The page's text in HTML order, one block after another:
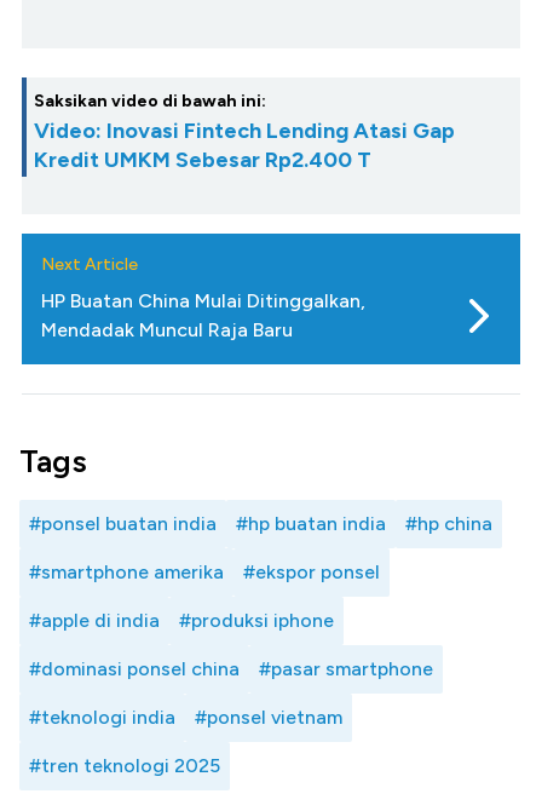
Saksikan video di bawah ini:
Video: Inovasi Fintech Lending Atasi Gap
Kredit UMKM Sebesar Rp2.400 T
Next Article
HP Buatan China Mulai Ditinggalkan,
Mendadak Muncul Raja Baru
Tags
#ponsel buatan india #hp buatan india #hp china
#smartphone amerika #ekspor ponsel
#apple di india #produksi iphone
#dominasi ponsel china #pasar smartphone
#teknologi india #ponsel vietnam
#tren teknologi 2025